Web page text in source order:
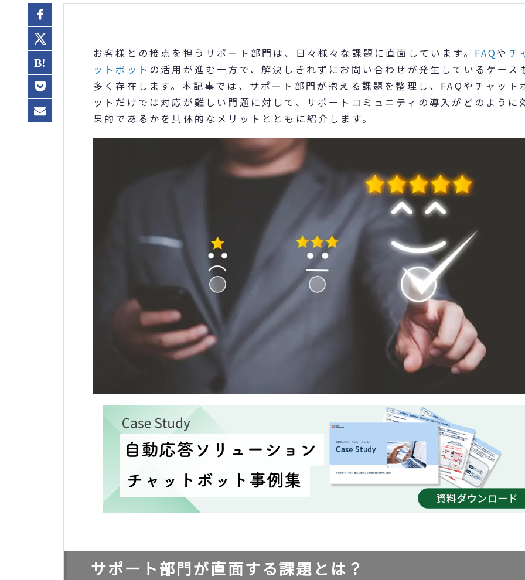
お客様との接点を担うサポート部門は、日々様々な課題に直面しています。 FAQや チ
ットボット の活用が進む一方で、解決しきれずにお問い合わせが発生しているケース
多く存在します。本記事では、サポート部門が抱える課題を整理し、FAQやチャット
ットだけでは対応が難しい問題に対して、サポートコミュニティの導入がどのように
果的であるかを具体的なメリットとともに紹介します。
サポート部門が直面する課題とは？